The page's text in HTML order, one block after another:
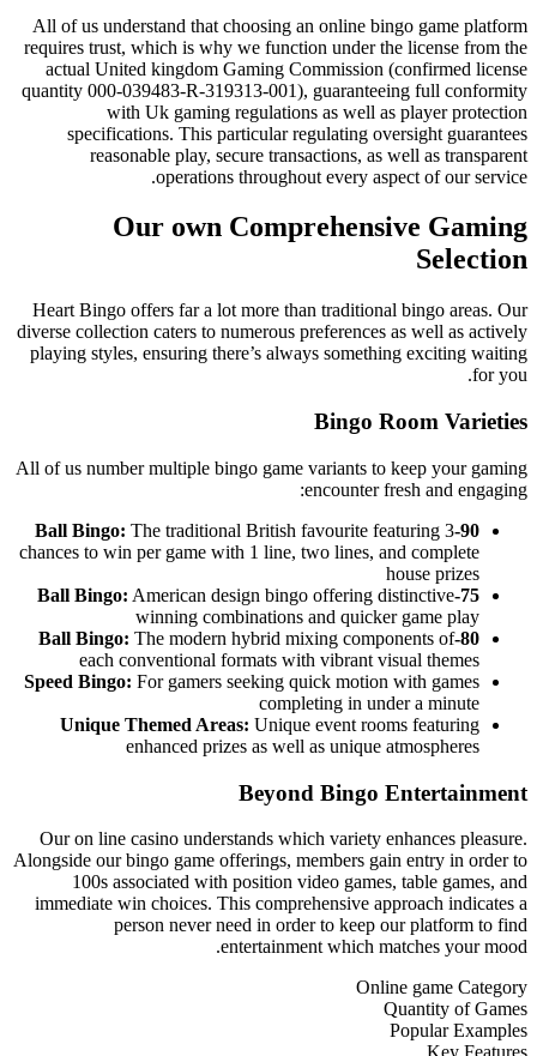
All of us understand that
requires trust, which is why we
actual United kingdom Gaming
quantity 000-039483-R-319313-
with Uk gaming
specifications. This particular
reasonable play, secure
operations
Our own
Heart Bingo offers far a lot more
diverse collection caters to
playing styles, ensuring there’s
All of us number multiple bingo
The traditional
chances to win per game with 1
American design
winning
The modern hybrid
each conventional formats
Speed Bingo:For gamers seeking
Unique Themed Areas:
enhanced prizes as
Our on line casino understands
Alongside our bingo game
100s associated with
immediate win choices. This
person never need in